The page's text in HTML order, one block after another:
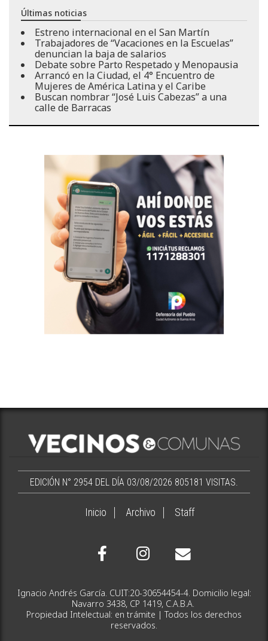
Últimas noticias
Estreno internacional en el San Martín
Trabajadores de “Vacaciones en la Escuelas”
denuncian la baja de salarios
Debate sobre Parto Respetado y Menopausia
Arrancó en la Ciudad, el 4° Encuentro de
Mujeres de América Latina y el Caribe
Buscan nombrar “José Luis Cabezas” a una
calle de Barracas
EDICIÓN N° 2954 DEL DÍA 03/08/2026 805181 VISITAS.
Inicio Archivo Staff
Ignacio Andrés García. CUIT:20-30654454-4. Domicilio legal:
Navarro 3438, CP 1419, C.A.B.A.
Propiedad Intelectual: en trámite | Todos los derechos
reservados.